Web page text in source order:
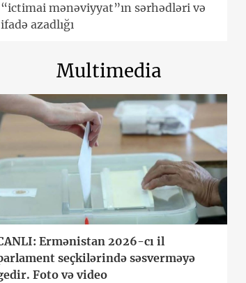
“ictimai mənəviyyat”ın sərhədləri və
ifadə azadlığı
Multimedia
Ermənistan 2026-cı il
seçkilərində səsverməyə
Foto və video